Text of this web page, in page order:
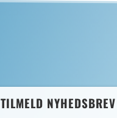
TILMELD NYHEDSBREV